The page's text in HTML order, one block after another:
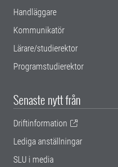
Handläggare
Kommunikatör
Lärare/studierektor
Programstudierektor
Senaste nytt från
Driftinformation
Lediga anställningar
SLU i media